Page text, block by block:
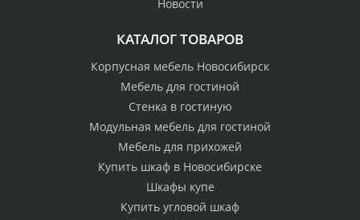
Новости
КАТАЛОГ ТОВАРОВ
Корпусная мебель Новосибирск
Мебель для гостиной
Стенка в гостиную
Модульная мебель для гостиной
Мебель для прихожей
Купить шкаф в Новосибирске
Шкафы купе
Купить угловой шкаф